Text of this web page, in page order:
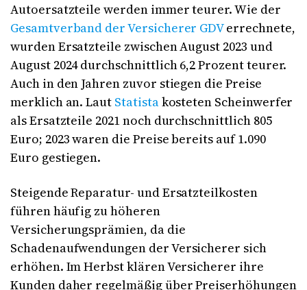
Autoersatzteile werden immer teurer. Wie der
Gesamtverband der Versicherer GDVerrechnete,
wurden Ersatzteile zwischen August 2023 und
August 2024 durchschnittlich 6,2 Prozent teurer.
Auch in den Jahren zuvor stiegen die Preise
merklich an. Laut Statistakosteten Scheinwerfer
als Ersatzteile 2021 noch durchschnittlich 805
Euro; 2023 waren die Preise bereits auf 1.090
Euro gestiegen.
Steigende Reparatur- und Ersatzteilkosten
führen häufig zu höheren
Versicherungsprämien, da die
Schadenaufwendungen der Versicherer sich
erhöhen. Im Herbst klären Versicherer ihre
Kunden daher regelmäßig über Preiserhöhungen